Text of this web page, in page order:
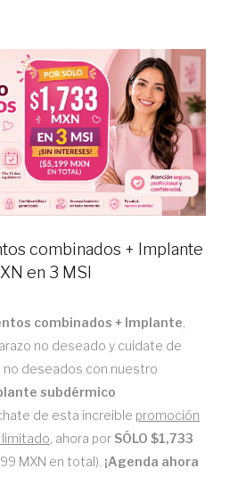
combinados + Implante
en 3 MSI
combinados + Implante
no deseado y cuidate de
deseados con nuestro
subdérmico
de esta increible promoción
, ahora por SÓLO $1,733
MXN en total). ¡Agenda ahora